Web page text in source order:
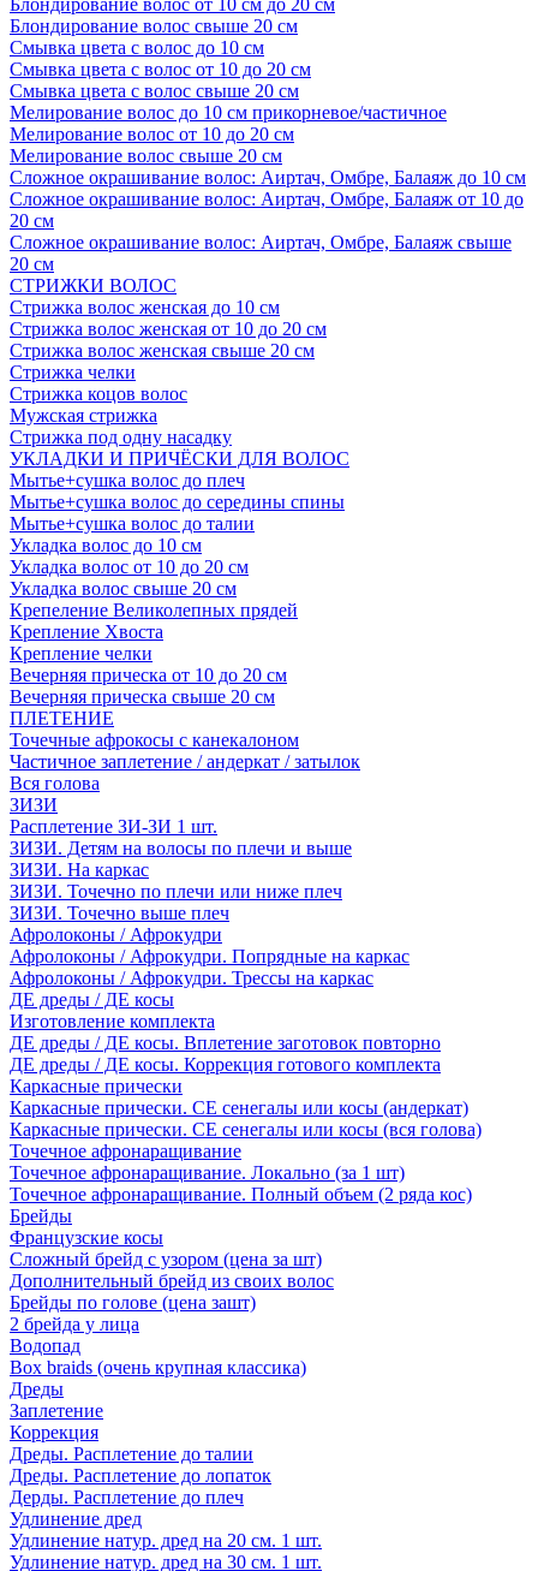
Блондирование волос от 10 см до 20 см
Блондирование волос свыше 20 см
Смывка цвета с волос до 10 см
Смывка цвета с волос от 10 до 20 см
Смывка цвета с волос свыше 20 см
Мелирование волос до 10 см прикорневое/частичное
Мелирование волос от 10 до 20 см
Мелирование волос свыше 20 см
Сложное окрашивание волос: Аиртач, Омбре, Балаяж до 10 см
Сложное окрашивание волос: Аиртач, Омбре, Балаяж от 10 до
20 см
Сложное окрашивание волос: Аиртач, Омбре, Балаяж свыше
20 см
СТРИЖКИ ВОЛОС
Стрижка волос женская до 10 см
Стрижка волос женская от 10 до 20 см
Стрижка волос женская свыше 20 см
Стрижка челки
Стрижка коцов волос
Мужская стрижка
Стрижка под одну насадку
УКЛАДКИ И ПРИЧЁСКИ ДЛЯ ВОЛОС
Мытье+сушка волос до плеч
Мытье+сушка волос до середины спины
Мытье+сушка волос до талии
Укладка волос до 10 см
Укладка волос от 10 до 20 см
Укладка волос свыше 20 см
Крепеление Великолепных прядей
Крепление Хвоста
Крепление челки
Вечерняя прическа от 10 до 20 см
Вечерняя прическа свыше 20 см
ПЛЕТЕНИЕ
Точечные афрокосы с канекалоном
Частичное заплетение / андеркат / затылок
Вся голова
ЗИЗИ
Расплетение ЗИ-ЗИ 1 шт.
ЗИЗИ. Детям на волосы по плечи и выше
ЗИЗИ. На каркас
ЗИЗИ. Точечно по плечи или ниже плеч
ЗИЗИ. Точечно выше плеч
Афролоконы / Афрокудри
Афролоконы / Афрокудри. Попрядные на каркас
Афролоконы / Афрокудри. Трессы на каркас
ДЕ дреды / ДЕ косы
Изготовление комплекта
ДЕ дреды / ДЕ косы. Вплетение заготовок повторно
ДЕ дреды / ДЕ косы. Коррекция готового комплекта
Каркасные прически
Каркасные прически. СЕ сенегалы или косы (андеркат)
Каркасные прически. СЕ сенегалы или косы (вся голова)
Точечное афронаращивание
Точечное афронаращивание. Локально (за 1 шт)
Точечное афронаращивание. Полный объем (2 ряда кос)
Брейды
Французские косы
Сложный брейд с узором (цена за шт)
Дополнительный брейд из своих волос
Брейды по голове (цена зашт)
2 брейда у лица
Водопад
Box braids (очень крупная классика)
Дреды
Заплетение
Коррекция
Дреды. Расплетение до талии
Дреды. Расплетение до лопаток
Дерды. Расплетение до плеч
Удлинение дред
Удлинение натур. дред на 20 см. 1 шт.
Удлинение натур. дред на 30 см. 1 шт.